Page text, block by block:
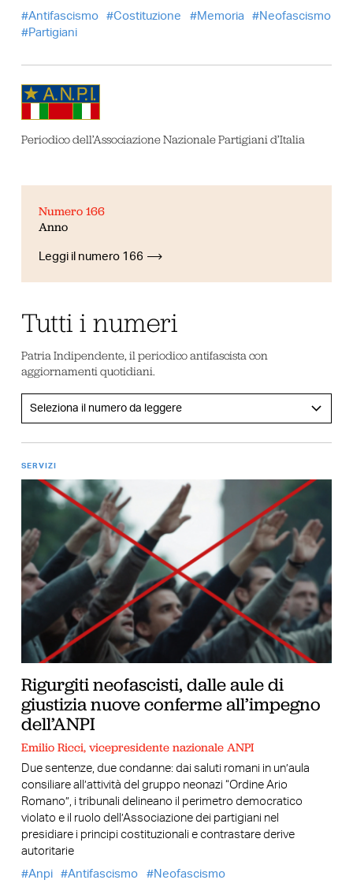
Antifascismo Costituzione Memoria
Neofascismo
Partigiani
Periodico dell’Associazione Nazionale Partigiani d’Italia
Numero 166
Anno
Leggi il numero 166
Tutti i numeri
Patria Indipendente, il periodico antifascista con
aggiornamenti quotidiani.
SERVIZI
Rigurgiti neofascisti, dalle aule di
giustizia nuove conferme all’impegno
dell’ANPI
Emilio Ricci, vicepresidente nazionale ANPI
Due sentenze, due condanne: dai saluti romani in un’aula
consiliare all’attività del gruppo neonazi “Ordine Ario
Romano”, i tribunali delineano il perimetro democratico
violato e il ruolo dell’Associazione dei partigiani nel
presidiare i principi costituzionali e contrastare derive
autoritarie
Anpi
Antifascismo Neofascismo